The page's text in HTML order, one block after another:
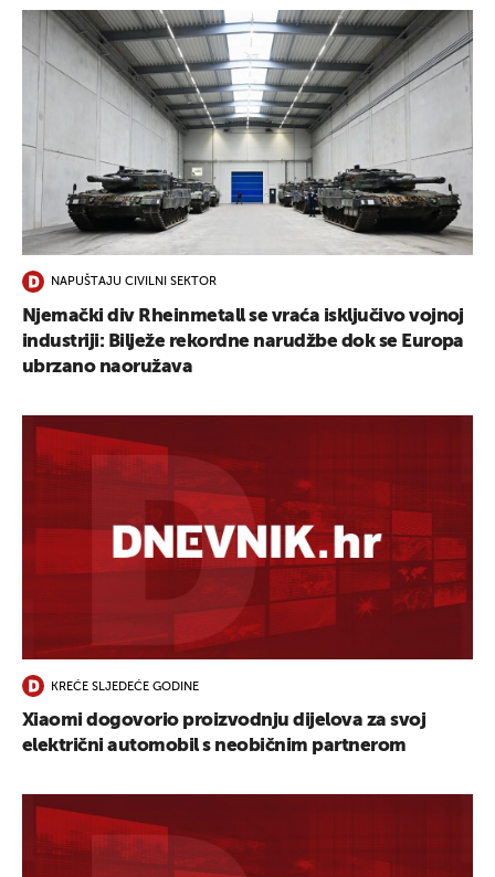
NAPUŠTAJU CIVILNI SEKTOR
Njemački div Rheinmetall se vraća isključivo vojnoj
industriji: Bilježe rekordne narudžbe dok se Europa
ubrzano naoružava
KREĆE SLJEDEĆE GODINE
Xiaomi dogovorio proizvodnju dijelova za svoj
električni automobil s neobičnim partnerom
UKLJUČITE NOTIFIKACIJE